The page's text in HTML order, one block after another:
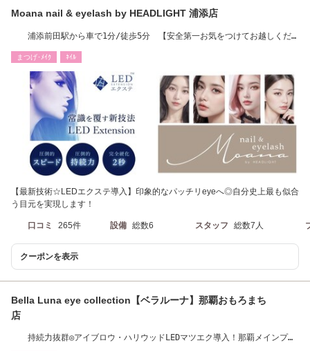
Moana nail & eyelash by HEADLIGHT 浦添店
浦添前田駅から車で1分/徒歩5分 【安全第一お気をつけてお越しくだ
まつげ･ﾒｲｸ ﾈｲﾙ
【最新技術☆LEDエクステ導入】印象的なパッチリeyeへ◎自分史上最も似合
う目元を実現します！
口コミ 265件 設備 総数6 スタッフ 総数7人
クーポンを表示
Bella Luna eye collection【ベラルーナ】那覇おもろまち
店
持続力抜群◎アイブロウ・ハリウッドLEDマツエク導入！那覇メインプレ